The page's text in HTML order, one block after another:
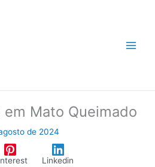
Mato Queimado
de 2024
Linkedin